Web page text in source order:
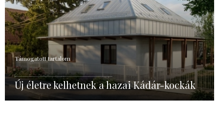
Támogatott tartalom
Új életre kelhetnek a hazai Kádár-kockák